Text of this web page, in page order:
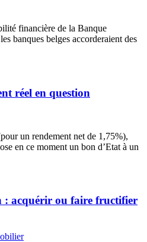
financière de la Banque
banques belges accorderaient des
réel en question
un rendement net de 1,75%),
en ce moment un bon d’Etat à un
: acquérir ou faire fructifier